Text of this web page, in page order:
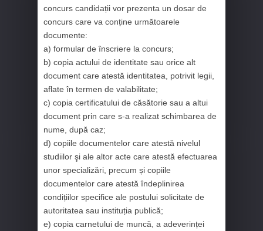
concurs candidații vor prezenta un dosar de
concurs care va conține următoarele
documente:
a) formular de înscriere la concurs;
b) copia actului de identitate sau orice alt
document care atestă identitatea, potrivit legii,
aflate în termen de valabilitate;
c) copia certificatului de căsătorie sau a altui
document prin care s-a realizat schimbarea de
nume, după caz;
d) copiile documentelor care atestă nivelul
studiilor şi ale altor acte care atestă efectuarea
unor specializări, precum și copiile
documentelor care atestă îndeplinirea
condițiilor specifice ale postului solicitate de
autoritatea sau instituția publică;
e) copia carnetului de muncă, a adeverinței